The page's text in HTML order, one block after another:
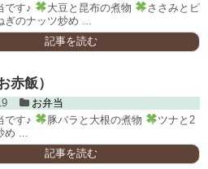
です♪
大豆と昆布の煮物
ささみとピ
ぎのナッツ炒め ...
記事を読む
赤飯）
お弁当
です♪
豚バラと大根の煮物
ツナと2
...
記事を読む